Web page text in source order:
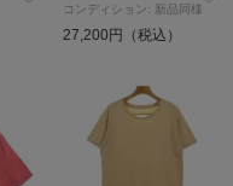
コンディション: 新品同様
27,200円（税込）